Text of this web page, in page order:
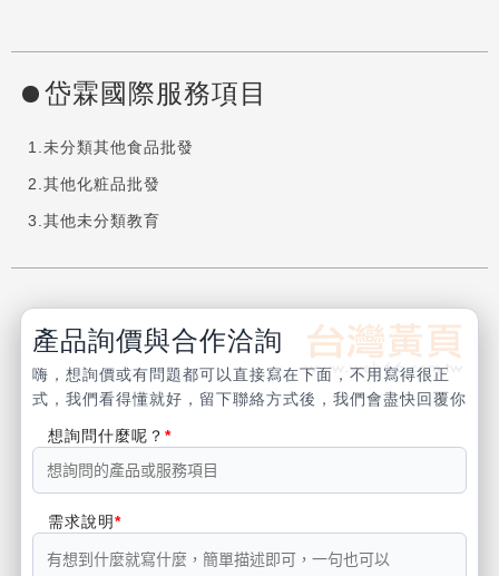
岱霖國際服務項目
未分類其他食品批發
其他化粧品批發
其他未分類教育
產品詢價與合作洽詢
嗨，想詢價或有問題都可以直接寫在下面，不用寫得很正
式，我們看得懂就好，留下聯絡方式後，我們會盡快回覆你
想詢問什麼呢？
需求說明